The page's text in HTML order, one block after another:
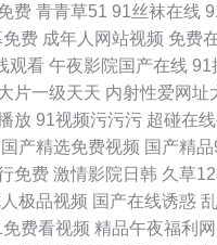
费 青青草51 91丝袜在线
免费 成年人网站视频 免费
观看 午夜影院国产在线 91
片一级天天 内射性爱网址
放 91视频污污污 超碰在
国产精选免费视频 国产精
免费 激情影院日韩 久草
极品视频 国产在线诱惑
免费看视频 精品午夜福利网